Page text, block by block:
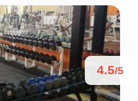
4.5/5